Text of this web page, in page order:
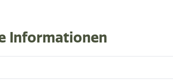
Informationen